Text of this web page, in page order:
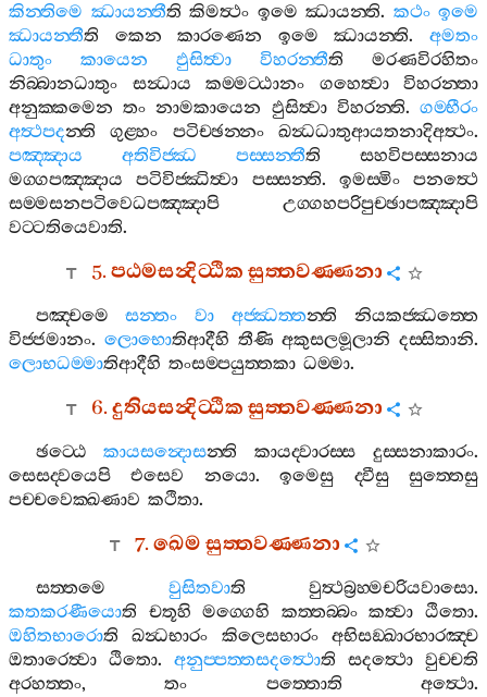
කින‍්තිමෙ ඣායන‍්තීති කිමත්‍ථං ඉමෙ ඣායන‍්ති. කථං ඉමෙ
ඣායන‍්තීති කෙන කාරණෙන ඉමෙ ඣායන‍්ති.අමතං
ධාතුං
කායෙන ඵුසිත්‍වා විහරන‍්තීති
මරණවිරහිතං
නිබ‍්බානධාතුං
සන්‍ධාය කම‍්මට‍්ඨානං ගහෙත්‍වා
විහරන‍්තා
අනුක‍්කමෙන තං නාමකායෙන ඵුසිත්‍වා විහරන‍්ති.ගම‍්භීරං
අත්‍ථපදන‍්ති ගුළ‍්හං පටිච‍්ඡන‍්නං ඛන්‍ධධාතුආයතනාදිඅත්‍ථං.
පඤ‍්ඤාය
අතිවිජ‍්ඣ පස‍්සන‍්තීති
සහවිපස‍්සනාය
මග‍්ගපඤ‍්ඤාය
පටිවිජ‍්ඣිත්‍වා පස‍්සන‍්ති. ඉමස‍්මිං
පනත්‍ථෙ
සම‍්මසනපටිවෙධපඤ‍්ඤාපි
උග‍්ගහපරිපුච‍්ඡාපඤ‍්ඤාපි
වට‍්ටතියෙවාති.
5.පඨමසන්‍දිට‍්ඨිකසුත‍්තවණ‍්ණනා
පඤ‍්චමෙ සන‍්තං වා අජ‍්ඣත‍්තන‍්ති
නියකජ‍්ඣත‍්තෙ
විජ‍්ජමානං. ලොභොතිආදීහි තීණි අකුසලමූලානි දස‍්සිතානි.
ලොභධම‍්මාතිආදීහි තංසම‍්පයුත‍්තකා ධම‍්මා.
6.දුතියසන්‍දිට‍්ඨිකසුත‍්තවණ‍්ණනා
ඡට‍්ඨෙ කායසන්‍දොසන‍්ති කායද‍්වාරස‍්ස දුස‍්සනාකාරං.
සෙසද‍්වයෙපි
එසෙව නයො.ඉමෙසු ද‍්වීසු
සුත‍්තෙසු
පච‍්චවෙක‍්ඛණාව කථිතා.
7.ඛෙමසුත‍්තවණ‍්ණනා
සත‍්තමෙ වුසිතවාති වුත්‍ථබ්‍රහ‍්මචරියවාසො.
කතකරණීයොති චතූහි මග‍්ගෙහි කත‍්තබ‍්බං කත්‍වා ඨිතො.
ඔහිතභාරොති ඛන්‍ධභාරං කිලෙසභාරං
අභිසඞ‍්ඛාරභාරඤ‍්ච
ඔතාරෙත්‍වා ඨිතො. අනුප‍්පත‍්තසදත්‍ථොති සදත්‍ථො වුච‍්චති
අරහත‍්තං,තං පත‍්තොති අත්‍ථො.